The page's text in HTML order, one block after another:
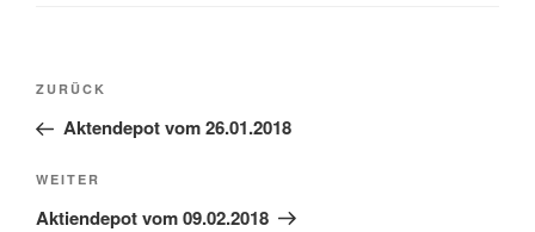
Beitragsnavigation
Vorheriger
Beitrag
ZURÜCK
Aktendepot vom 26.01.2018
Nächster
Beitrag
WEITER
Aktiendepot vom 09.02.2018